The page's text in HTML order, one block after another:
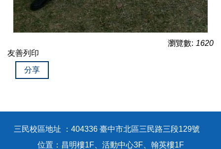
瀏覽數: 1620
友善列印
分享
三民校區地址 ：404336 臺中市北區三民路三段129號
位置：昌明樓1F、活動中心3F、翰英樓1F